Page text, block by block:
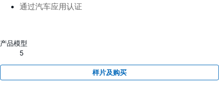
通过汽车应用认证
产品模型
5
样片及购买